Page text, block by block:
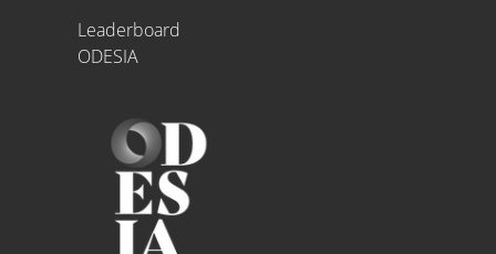
Leaderboard
ODESIA